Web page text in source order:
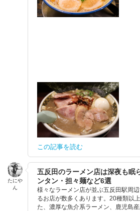
この記事を読む
たにや
ん
五反田のラーメン店は深夜も眠
ンタン・担々麺など6選
様々なラーメン店が並ぶ五反田駅周
るお店が数多くあります。20種類以
た、濃厚な魚介系ラーメン、鹿児島